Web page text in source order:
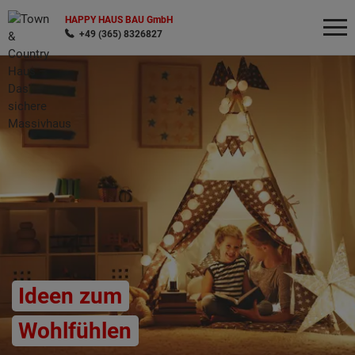
HAPPY HAUS BAU GmbH
+49 (365) 8326827
Ideen zum
Wohlfühlen
Wonach möchten Sie suchen?